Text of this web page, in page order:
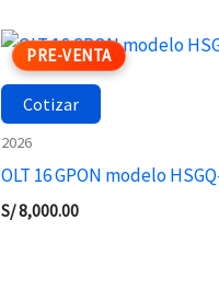
PRE-VENTA
Cotizar
2026
OLT 16 GPON modelo
S/8,000.00